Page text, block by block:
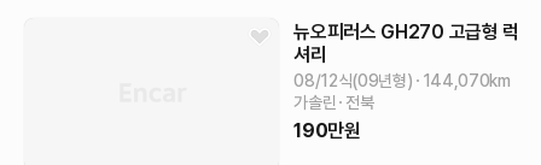
뉴오피러스 GH270 고급형 럭
셔리
08/12식(09년형) 144,070km
가솔린
전북
190만원